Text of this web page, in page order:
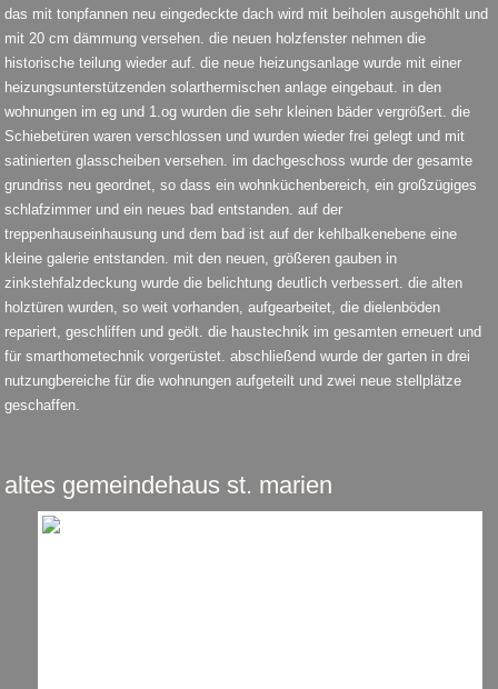
das mit tonpfannen neu eingedeckte dach wird mit beiholen ausgehöhlt und
mit 20 cm dämmung versehen. die neuen holzfenster nehmen die
historische teilung wieder auf. die neue heizungsanlage wurde mit einer
heizungsunterstützenden solarthermischen anlage eingebaut. in den
wohnungen im eg und 1.og wurden die sehr kleinen bäder vergrößert. die
Schiebetüren waren verschlossen und wurden wieder frei gelegt und mit
satinierten glasscheiben versehen. im dachgeschoss wurde der gesamte
grundriss neu geordnet, so dass ein wohnküchenbereich, ein großzügiges
schlafzimmer und ein neues bad entstanden. auf der
treppenhauseinhausung und dem bad ist auf der kehlbalkenebene eine
kleine galerie entstanden. mit den neuen, größeren gauben in
zinkstehfalzdeckung wurde die belichtung deutlich verbessert. die alten
holztüren wurden, so weit vorhanden, aufgearbeitet, die dielenböden
repariert, geschliffen und geölt. die haustechnik im gesamten erneuert und
für smarthometechnik vorgerüstet. abschließend wurde der garten in drei
nutzungbereiche für die wohnungen aufgeteilt und zwei neue stellplätze
geschaffen.
altes gemeindehaus st. marien